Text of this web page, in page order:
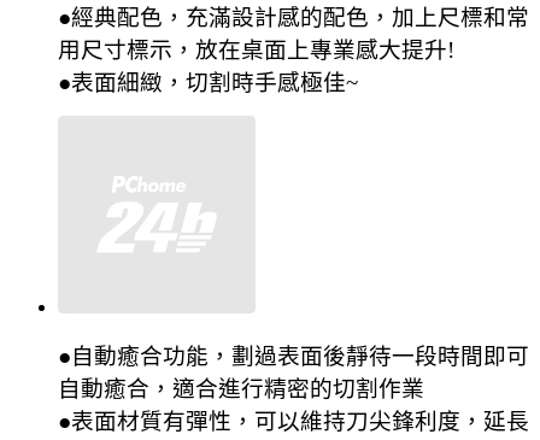
●經典配色，充滿設計感的配色，加上尺標和常
用尺寸標示，放在桌面上專業感大提升!
●表面細緻，切割時手感極佳~
●自動癒合功能，劃過表面後靜待一段時間即可
自動癒合，適合進行精密的切割作業
●表面材質有彈性，可以維持刀尖鋒利度，延長